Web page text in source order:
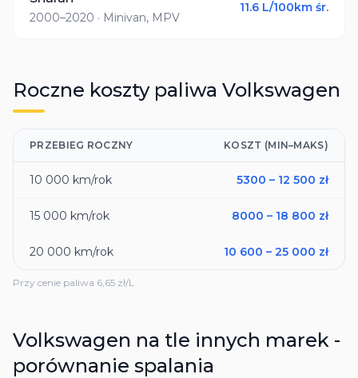
2000–2020 · Minivan, MPV
11.6 L/100km śr.
Roczne koszty paliwa Volkswagen
PRZEBIEG ROCZNY KOSZT (MIN–MAKS)
10 000 km/rok 5300 – 12 500 zł
15 000 km/rok 8000 – 18 800 zł
20 000 km/rok 10 600 – 25 000 zł
Przy cenie paliwa 6,65 zł/L
Volkswagen na tle innych marek -
porównanie spalania